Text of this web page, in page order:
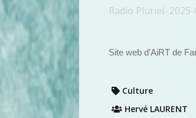
Radio Pluriel ·
Site web d’AiRT de
Culture
Hervé LAURENT